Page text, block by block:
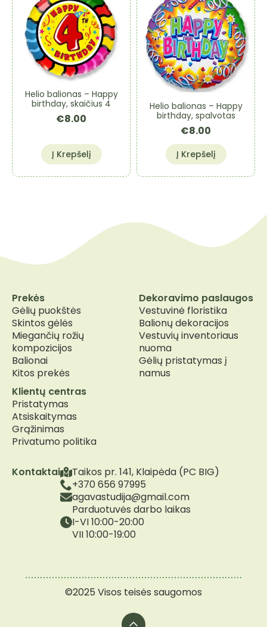
Helio balionas – Happy
birthday, skaičius 4
€8.00
Į Krepšelį
Helio balionas – Happy
birthday, spalvotas
€8.00
Į Krepšelį
Kontaktai
Taikos pr. 141, Klaipėda (PC BIG)
+370 656 97995
agavastudija@gmail.com
Parduotuvės darbo laikas
I-VI 10:00-20:00
VII 10:00-19:00
Prekės
Gėlių puokštės
Skintos gėlės
Miegančių rožių
kompozicijos
Balionai
Kitos prekės
Dekoravimo paslaugos
Vestuvinė floristika
Balionų dekoracijos
Vestuvių inventoriaus
nuoma
Gėlių pristatymas į
namus
Klientų centras
Pristatymas
Atsiskaitymas
Grąžinimas
Privatumo politika
©2025 Visos teisės saugomos